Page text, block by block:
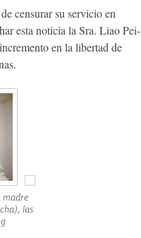
censurar su servicio en
esta noticia la Sra. Liao Pei-
en la libertad de
madre
las